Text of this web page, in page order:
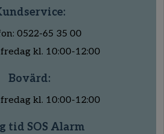
0522-65 35 00
kl. 10:00-12:00
Bovärd:
kl. 10:00-12:00
tid SOS Alarm